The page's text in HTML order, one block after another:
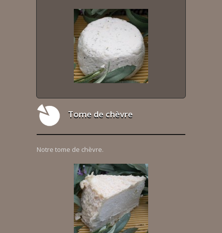
Tome de chèvre
Notre tome de chèvre.